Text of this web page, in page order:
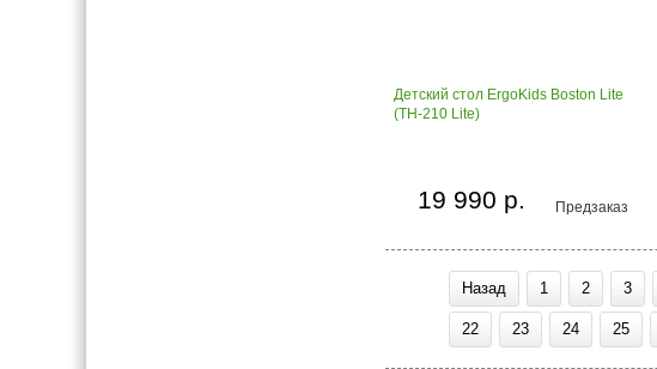
Детский стол ErgoKids Boston Lite
(TH-210 Lite)
Предзаказ
19 990 р.
Назад 1 2 3
22 23 24 25